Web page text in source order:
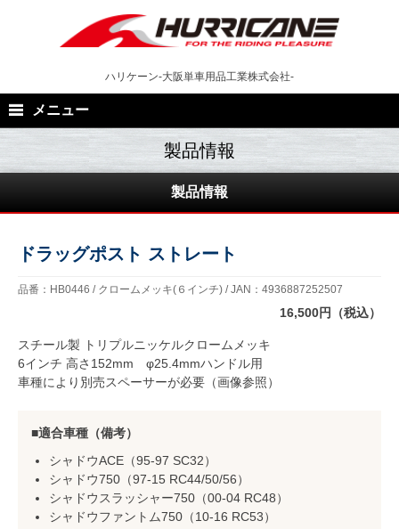
ハリケーン-大阪単車用品工業株式会社-
メニュー
製品情報
ドラッグポスト ストレート
品番：HB0446 / クロームメッキ(６インチ) / JAN：4936887252507
16,500円（税込）
スチール製 トリプルニッケルクロームメッキ
6インチ 高さ152mm φ25.4mmハンドル用
車種により別売スペーサーが必要（画像参照）
適合車種（備考）
シャドウACE（95-97 SC32）
シャドウ750（97-15 RC44/50/56）
シャドウスラッシャー750（00-04 RC48）
シャドウファントム750（10-16 RC53）